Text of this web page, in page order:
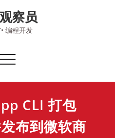
察员
编程开发
切
导
CLI 打包
布到微软商